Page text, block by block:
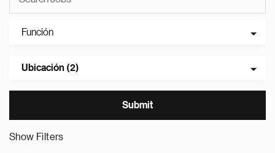
Función
Ubicación (2)
Show Filters